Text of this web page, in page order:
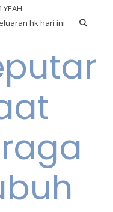
YEAH
hk hari ini